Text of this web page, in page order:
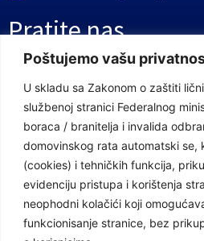
Poštujemo vašu
U skladu sa Zakonom o zaštiti
službenoj stranici Federalnog
boraca / branitelja i invalida
domovinskog rata automatski se,
(cookies) i tehničkih funkcija,
evidenciju pristupa i korištenja
neophodni kolačići koji
funkcionisanje stranice, bez
Pratite nas
Facebook Stranica
Youtube Kanal
Linkovi
Vlada Federacije Bosne i
Federalno ministarstvo finansija